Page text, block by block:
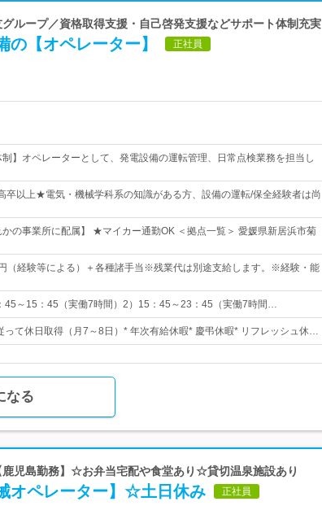
ループ／資格取得支援・自己啓発支援などサポート体制充実
【オペレーター】 正社員
制】オペレーターとして、発電設備の運転管理、日常点検業務を担当し
卒以上★電気・機械学科系の知識がある方、設備の運転/保全経験者は尚
かの事業所に配属】 ★マイカー通勤OK ＜拠点一覧＞ 愛媛県新居浜市菊
（経験等による）＋各種諸手当※残業代は別途支給します。※経験・能
45～15：45（実働7時間）2）15：45～23：45（実働7時間…
って休日取得（月7～8日）* 年次有給休暇* 慶弔休暇* リフレッシュ休…
なる
児島勤務】☆お弁当宅配や食堂あり☆貸切温泉施設あり
オペレーター】☆土日休み 正社員